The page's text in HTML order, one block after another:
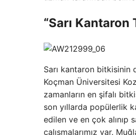
“Sarı
Sarı kantaron bitkisinin
Koçman Üniversitesi
zamanların en şifalı
son yıllarda popülerlik
edilen ve en çok alınıp
çalışmalarımız var.